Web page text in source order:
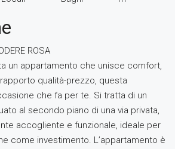
ROSA
un appartamento che unisce comfort,
qualità-prezzo, questa
che fa per te. Si tratta di un
al secondo piano di una via privata,
accogliente e funzionale, ideale per
come investimento. L’appartamento è